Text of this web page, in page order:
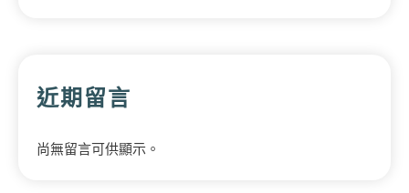
近期留言
尚無留言可供顯示。